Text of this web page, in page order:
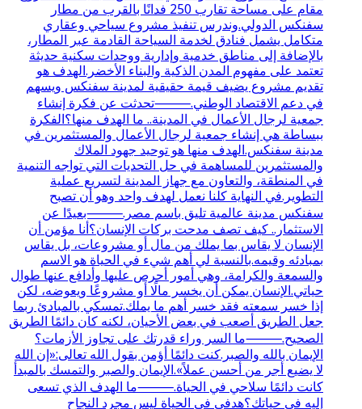
مقام على مساحة تقارب 250 فدانًا بالقرب من مطار
سفنكس الدولي.وندرس تنفيذ مشروع سياحي وعقاري
متكامل يشمل فنادق لخدمة السياحة القادمة عبر المطار،
بالإضافة إلى مناطق خدمية وإدارية ووحدات سكنية حديثة
تعتمد على مفهوم المدن الذكية والبناء الأخضر.الهدف هو
تقديم مشروع يضيف قيمة حقيقية لمدينة سفنكس ويسهم
في دعم الاقتصاد الوطني.⸻تحدثت عن فكرة إنشاء
جمعية لرجال الأعمال في المدينة.. ما الهدف منها؟الفكرة
ببساطة هي إنشاء جمعية لرجال الأعمال والمستثمرين في
مدينة سفنكس.الهدف منها هو توحيد جهود الملاك
والمستثمرين للمساهمة في حل التحديات التي تواجه التنمية
في المنطقة، والتعاون مع جهاز المدينة لتسريع عملية
التطوير.في النهاية كلنا نعمل لهدف واحد وهو أن تصبح
سفنكس مدينة عالمية تليق باسم مصر.⸻بعيدًا عن
الاستثمار.. كيف تصف مدحت بركات الإنسان؟أنا مؤمن أن
الإنسان لا يقاس بما يملك من مال أو مشروعات، بل يقاس
بمبادئه وقيمه.بالنسبة لي أهم شيء في الحياة هو الاسم
والسمعة والكرامة، وهي أمور أحرص عليها وأدافع عنها طوال
حياتي.الإنسان يمكن أن يخسر مالًا أو مشروعًا ويعوضه، لكن
إذا خسر سمعته فقد خسر أهم ما يملك.تمسكي بالمبادئ ربما
جعل الطريق أصعب في بعض الأحيان، لكنه كان دائمًا الطريق
الصحيح.⸻ما السر وراء قدرتك على تجاوز الأزمات؟
الإيمان بالله والصبر.كنت دائمًا أؤمن بقول الله تعالى:«إن الله
لا يضيع أجر من أحسن عملاً».الإيمان والصبر والتمسك بالمبدأ
كانت دائمًا سلاحي في الحياة.⸻ما الهدف الذي تسعى
إليه في حياتك؟هدفي في الحياة ليس مجرد النجاح